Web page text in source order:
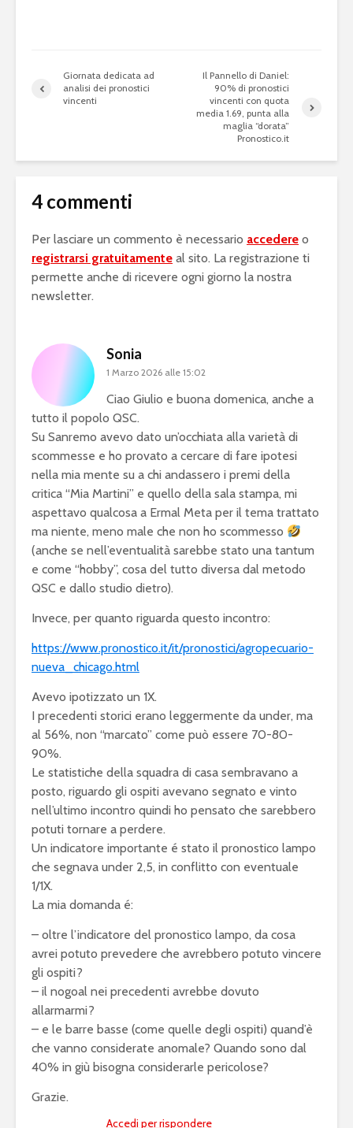
Giornata dedicata ad
analisi dei pronostici
vincenti
Il Pannello di Daniel:
90% di pronostici
vincenti con quota
media 1.69, punta alla
maglia “dorata”
Pronostico.it
4 commenti
Per lasciare un commento è necessario accedere o
registrarsi gratuitamente al sito. La registrazione ti
permette anche di ricevere ogni giorno la nostra
newsletter.
Sonia
1 Marzo 2026 alle 15:02
Ciao Giulio e buona domenica, anche a
tutto il popolo QSC.
Su Sanremo avevo dato un’occhiata alla varietà di
scommesse e ho provato a cercare di fare ipotesi
nella mia mente su a chi andassero i premi della
critica “Mia Martini” e quello della sala stampa, mi
aspettavo qualcosa a Ermal Meta per il tema trattato
ma niente, meno male che non ho scommesso
(anche se nell’eventualità sarebbe stato una tantum
e come “hobby”, cosa del tutto diversa dal metodo
QSC e dallo studio dietro).
Invece, per quanto riguarda questo incontro:
https://www.pronostico.it/it/pronostici/agropecuario-
nueva_chicago.html
Avevo ipotizzato un 1X.
I precedenti storici erano leggermente da under, ma
al 56%, non “marcato” come può essere 70-80-
90%.
Le statistiche della squadra di casa sembravano a
posto, riguardo gli ospiti avevano segnato e vinto
nell’ultimo incontro quindi ho pensato che sarebbero
potuti tornare a perdere.
Un indicatore importante é stato il pronostico lampo
che segnava under 2,5, in conflitto con eventuale
1/1X.
La mia domanda é:
– oltre l’indicatore del pronostico lampo, da cosa
avrei potuto prevedere che avrebbero potuto vincere
gli ospiti?
– il nogoal nei precedenti avrebbe dovuto
allarmarmi?
– e le barre basse (come quelle degli ospiti) quand’è
che vanno considerate anomale? Quando sono dal
40% in giù bisogna considerarle pericolose?
Grazie.
Accedi per rispondere